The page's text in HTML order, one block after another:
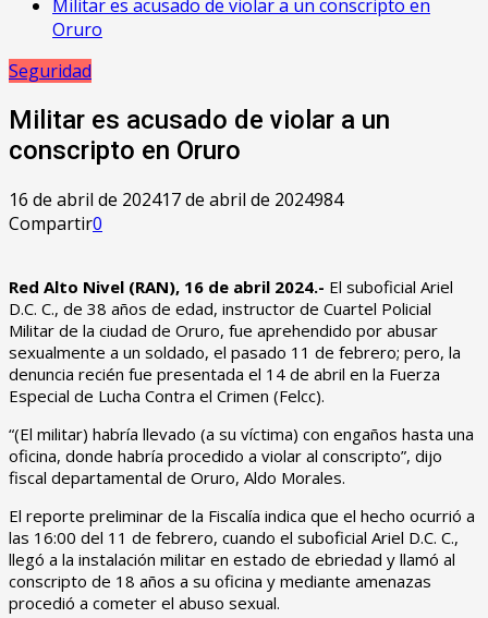
Militar es acusado de violar a un conscripto en
Oruro
Seguridad
Militar es acusado de violar a un
conscripto en Oruro
16 de abril de 202417 de abril de 2024984
Compartir0
Red Alto Nivel (RAN), 16 de abril 2024.- El suboficial Ariel
D.C. C., de 38 años de edad, instructor de Cuartel Policial
Militar de la ciudad de Oruro, fue aprehendido por abusar
sexualmente a un soldado, el pasado 11 de febrero; pero, la
denuncia recién fue presentada el 14 de abril en la Fuerza
Especial de Lucha Contra el Crimen (Felcc).
“(El militar) habría llevado (a su víctima) con engaños hasta una
oficina, donde habría procedido a violar al conscripto”, dijo
fiscal departamental de Oruro, Aldo Morales.
El reporte preliminar de la Fiscalía indica que el hecho ocurrió a
las 16:00 del 11 de febrero, cuando el suboficial Ariel D.C. C.,
llegó a la instalación militar en estado de ebriedad y llamó al
conscripto de 18 años a su oficina y mediante amenazas
procedió a cometer el abuso sexual.